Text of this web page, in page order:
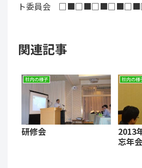
ト委員会
関連記事
社内の様子
研修会
社内の様
2013
忘年